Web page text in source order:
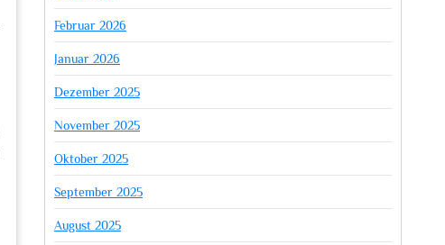
Februar 2026
Januar 2026
Dezember 2025
November 2025
Oktober 2025
September 2025
August 2025